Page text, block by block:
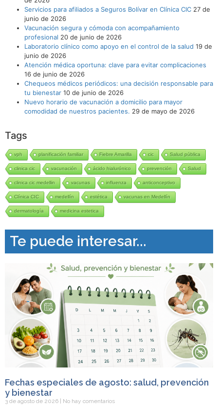
Servicios para afiliados a Seguros Bolívar en Clínica CIC 27 de
junio de 2026
Vacunación segura y cómoda con acompañamiento
profesional 20 de junio de 2026
Laboratorio clínico como apoyo en el control de la salud 19 de
junio de 2026
Atención médica oportuna: clave para evitar complicaciones
16 de junio de 2026
Chequeos médicos periódicos: una decisión responsable para
tu bienestar 10 de junio de 2026
Nuevo horario de vacunación a domicilio para mayor
comodidad de nuestros pacientes. 29 de mayo de 2026
Tags
vph planificación familiar Fiebre Amarilla cic Salud pública
clinica cic vacunación ácido hialurónico prevención Salud
clinica cic medellin vacunas influenza anticonceptivo
Clínica CIC medellín estética vacunas en Medellín
dermatología medicina estetica
Te puede interesar...
Fechas especiales de agosto: salud, prevención
y bienestar
3 de agosto de 2026 No hay comentarios